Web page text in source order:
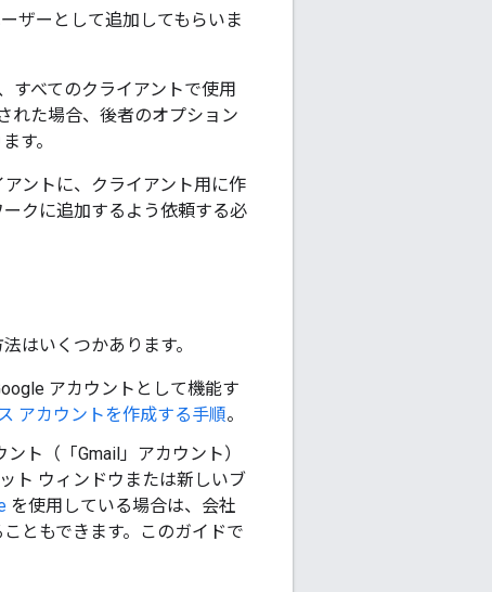
ザーとして追加してもらいま
すべてのクライアントで使用
れた場合、後者のオプション
す。
ントに、クライアント用に作
クに追加するよう依頼する必
はいくつかあります。
アカウントとして機能す
アカウントを作成する手順。
ト（「Gmail」アカウント）
ト ウィンドウまたは新しいブ
を使用している場合は、会社
ともできます。このガイドで